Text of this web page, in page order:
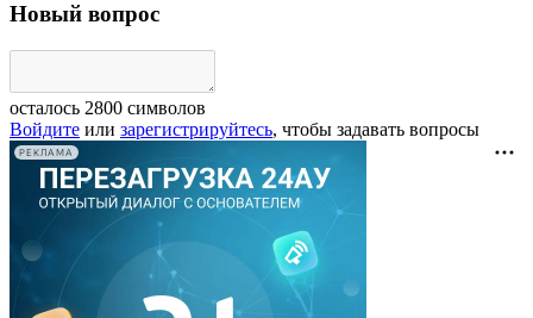
Новый вопрос
осталось 2800 символов
Войдите или зарегистрируйтесь, чтобы задавать вопросы
РЕКЛАМА